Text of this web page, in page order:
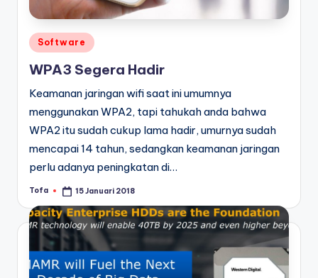
Posted
in
Software
WPA3 Segera Hadir
Keamanan jaringan wifi saat ini umumnya
menggunakan WPA2, tapi tahukah anda bahwa
WPA2 itu sudah cukup lama hadir, umurnya sudah
mencapai 14 tahun, sedangkan keamanan jaringan
perlu adanya peningkatan di…
Posted
Tofa 15 Januari 2018